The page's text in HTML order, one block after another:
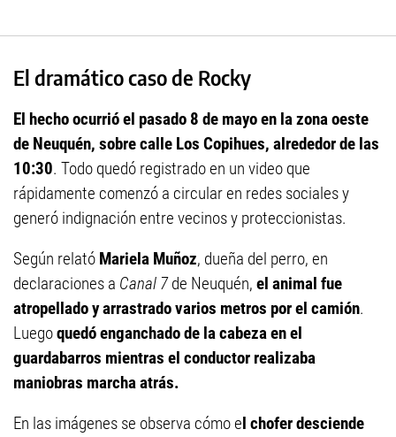
El dramático caso de Rocky
El hecho ocurrió el pasado 8 de mayo en la zona oeste
de Neuquén, sobre calle Los Copihues, alrededor de las
10:30. Todo quedó registrado en un video que
rápidamente comenzó a circular en redes sociales y
generó indignación entre vecinos y proteccionistas.
Según relató Mariela Muñoz, dueña del perro, en
declaraciones a Canal 7de Neuquén, el animal fue
atropellado y arrastrado varios metros por el camión.
Luegoquedó enganchado de la cabeza en el
guardabarros mientras el conductor realizaba
maniobras marcha atrás.
En las imágenes se observa cómo el chofer desciende